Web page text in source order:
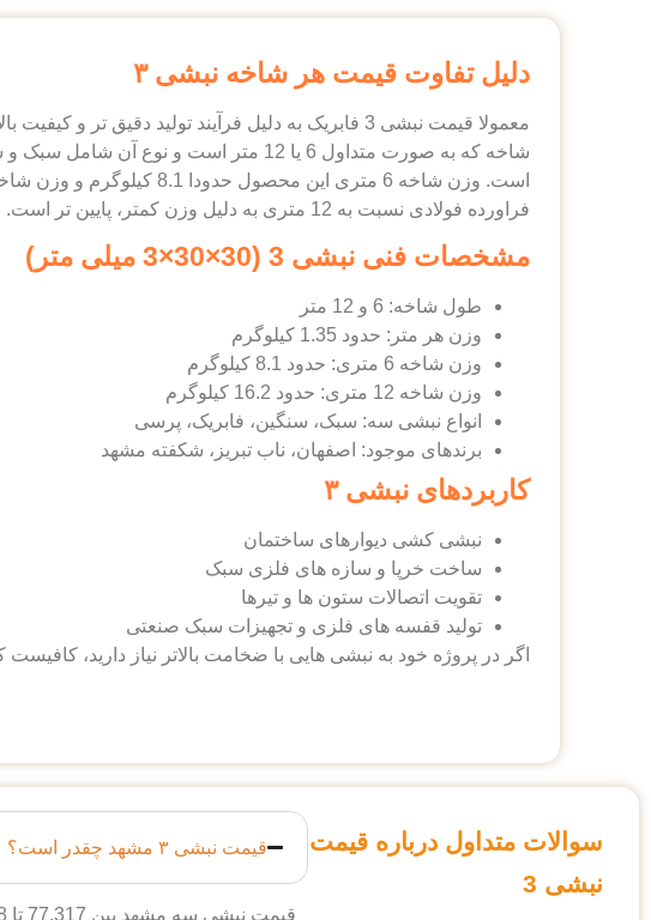
دلیل تفاوت قیمت هر شاخه نبشی ۳
معمولا قیمت نبشی 3 فابریک به دلیل فرآیند
شاخه که به صورت متداول 6 یا 12
فراورده فولادی نسبت به 12 متری به دلیل وزن کمتر، پایین تر است.
مشخصات فنی نبشی 3 (30×30×3 میلی‌ متر)
طول شاخه: 6 و 12 متر
وزن هر متر: حدود 1.35 کیلوگرم
وزن شاخه 6 متری: حدود 8.1 کیلوگرم
وزن شاخه 12 متری: حدود 16.2 کیلوگرم
انواع نبشی سه: سبک، سنگین، فابریک، پرسی
برندهای موجود: اصفهان، ناب تبریز، شکفته مشهد
کاربردهای نبشی ۳
نبشی‌ کشی دیوارهای ساختمان
ساخت خرپا و سازه‌ های فلزی سبک
تقویت اتصالات ستون‌ ها و تیرها
تولید قفسه‌ های فلزی و تجهیزات سبک صنعتی
اگر در پروژه خود به نبشی‌ هایی با ضخامت بالاتر نیاز دارید، کافیست
سوالات متداول درباره قیمت
نبشی 3
قیمت نبشی ۳ مشهد چقدر است؟
قیمت نبشی سه مشهد بین 77,317 تا 76,118 تومان برآورد می‌شود.